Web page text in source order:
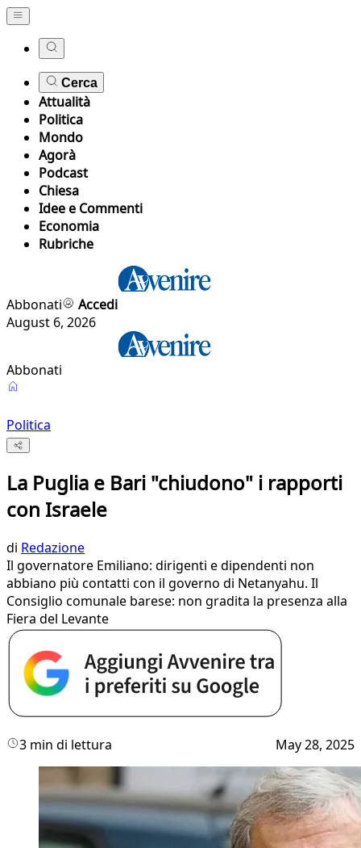
Cerca
Attualità
Politica
Mondo
Agorà
Podcast
Chiesa
Idee e Commenti
Economia
Rubriche
Abbonati
Accedi
August 6, 2026
Abbonati
Politica
La Puglia e Bari "chiudono" i rapporti
con Israele
di Redazione
Il governatore Emiliano: dirigenti e dipendenti non
abbiano più contatti con il governo di Netanyahu. Il
Consiglio comunale barese: non gradita la presenza alla
Fiera del Levante
3 min di lettura May 28, 2025